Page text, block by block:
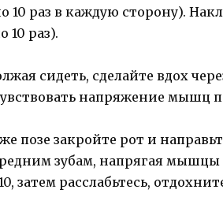
10 раз в каждую сторону).
10 раз).
сидеть, сделайте вдох
напряжение мышц
позе закройте рот и
зубам, напрягая
затем расслабьтесь,